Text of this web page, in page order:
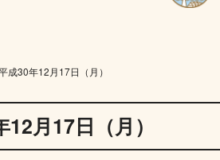
成30年12月17日（月）
月17日（月）